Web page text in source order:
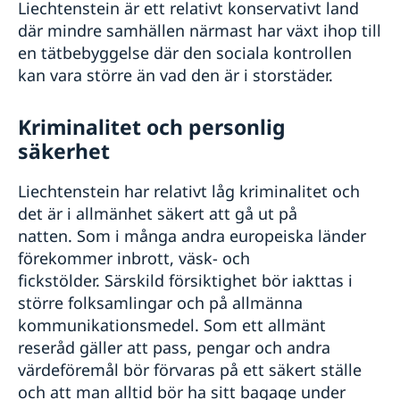
Liechtenstein är ett relativt konservativt land
där mindre samhällen närmast har växt ihop till
en tätbebyggelse där den sociala kontrollen
kan vara större än vad den är i storstäder.
Kriminalitet och personlig
säkerhet
Liechtenstein har relativt låg kriminalitet och
det är i allmänhet säkert att gå ut på
natten. Som i många andra europeiska länder
förekommer inbrott, väsk- och
fickstölder. Särskild försiktighet bör iakttas i
större folksamlingar och på allmänna
kommunikationsmedel. Som ett allmänt
reseråd gäller att pass, pengar och andra
värdeföremål bör förvaras på ett säkert ställe
och att man alltid bör ha sitt bagage under